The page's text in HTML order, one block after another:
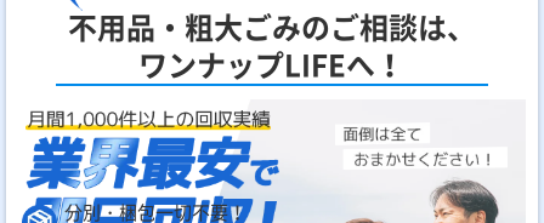
不用品・粗大ごみのご相談は、
ワンナップLIFEへ！
分別・梱包一切不要！